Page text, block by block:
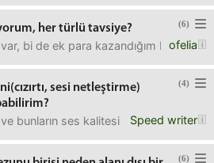
(6)
her türlü tavsiye?
ofelia
bi de ek para kazandığım bir
(4)
sesi netleştirme)
Speed writer
bunların ses kalitesi neredeyse
(6)